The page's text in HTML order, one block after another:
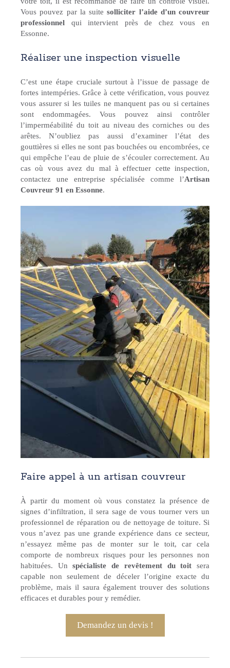
Vous pouvez par la suitesolliciter l’aide d’un couvreur
professionnel qui intervient près de chez vous en
Essonne.
Réaliser une inspection visuelle
C’est une étape cruciale surtout à l’issue de passage de
fortes intempéries. Grâce à cette vérification, vous pouvez
vous assurer si les tuiles ne manquent pas ou si certaines
sont endommagées. Vous pouvez ainsi contrôler
l’imperméabilité du toit au niveau des corniches ou des
arêtes. N’oubliez pas aussi d’examiner l’état des
gouttières si elles ne sont pas bouchées ou encombrées, ce
qui empêche l’eau de pluie de s’écouler correctement. Au
cas où vous avez du mal à effectuer cette inspection,
contactez une entreprise spécialisée comme l’Artisan
Couvreur 91 en Essonne.
Faire appel à un artisan couvreur
À partir du moment où vous constatez la présence de
signes d’infiltration, il sera sage de vous tourner vers un
professionnel de réparation ou de nettoyage de toiture. Si
vous n’avez pas une grande expérience dans ce secteur,
n’essayez même pas de monter sur le toit, car cela
comporte de nombreux risques pour les personnes non
habituées. Unspécialiste de revêtement du toit sera
capable non seulement de déceler l’origine exacte du
problème, mais il saura également trouver des solutions
efficaces et durables pour y remédier.
Demandez un devis !